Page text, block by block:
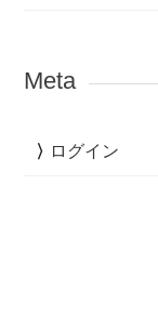
Meta
ログイン